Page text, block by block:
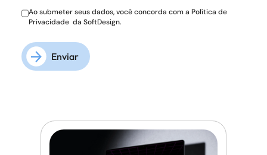
Ao submeter seus dados, você concorda com a Política de
Privacidade da SoftDesign.
Enviar